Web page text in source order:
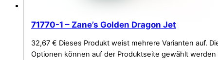
71770-1 – Zane’s Golden Dragon Jet
32,67 € Dieses Produkt weist mehrere Varianten auf.
Optionen können auf der Produktseite gewählt werden